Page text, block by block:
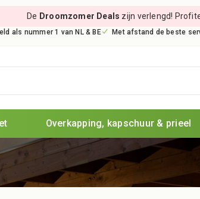
De Droomzomer Deals zijn verlengd!
als nummer 1 van NL & BE Met afstand de beste
Overkapping, kapschuur & prieel